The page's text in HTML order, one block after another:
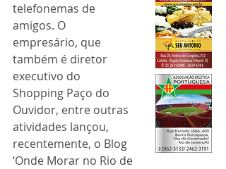
telefonemas de
amigos. O
empresário, que
também é diretor
executivo do
Shopping Paço do
Ouvidor, entre outras
atividades lançou,
recentemente, o Blog
‘Onde Morar no Rio de